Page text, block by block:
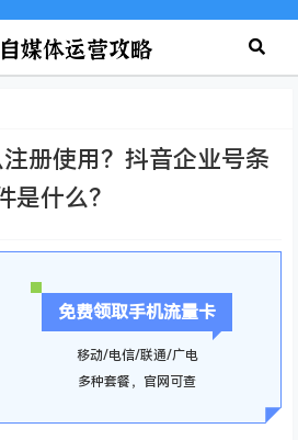
册使用？抖音企业号条
是什么？
免费领取手机流量卡
移动/电信/联通/广电
多种套餐，官网可查